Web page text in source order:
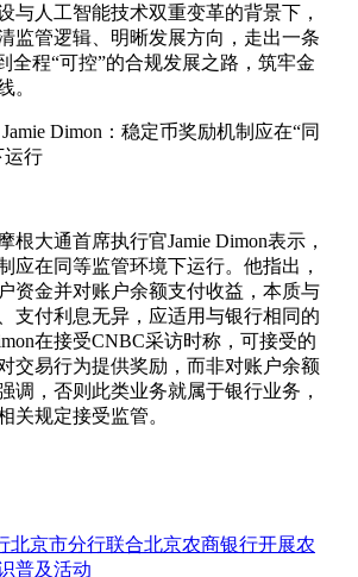
与人工智能技术双重变革的背景下，
监管逻辑、明晰发展方向，走出一条
全程“可控”的合规发展之路，筑牢金
。
Dimon：稳定币奖励机制应在“同
运行
根大通首席执行官Jamie Dimon表示，
应在同等监管环境下运行。他指出，
资金并对账户余额支付收益，本质与
支付利息无异，应适用与银行相同的
在接受CNBC采访时称，可接受的
交易行为提供奖励，而非对账户余额
调，否则此类业务就属于银行业务，
关规定接受监管。
北京市分行联合北京农商银行开展农
普及活动